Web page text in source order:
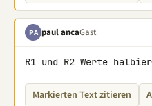
PA paul ancaGast
R1 und R2 Werte
Markierten Text zitieren